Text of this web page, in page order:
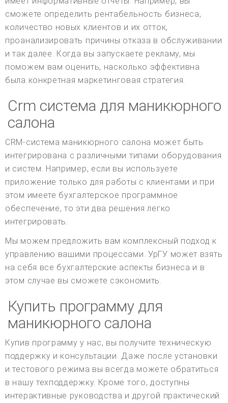
сможете определить рентабельность бизнеса,
количество новых клиентов и их отток,
проанализировать причины отказа в обслуживании
и так далее. Когда вы запускаете рекламу, мы
поможем вам оценить, насколько эффективна
была конкретная маркетинговая стратегия.
Crm система для маникюрного
салона
CRM-система маникюрного салона может быть
интегрирована с различными типами оборудования
и систем. Например, если вы используете
приложение только для работы с клиентами и при
этом имеете бухгалтерское программное
обеспечение, то эти два решения легко
интегрировать.
Мы можем предложить вам комплексный подход к
управлению вашими процессами. УрГУ может взять
на себя все бухгалтерские аспекты бизнеса и в
этом случае вы сможете сэкономить.
Купить программу для
маникюрного салона
Купив программу у нас, вы получите техническую
поддержку и консультации. Даже после установки
и тестового режима вы всегда можете обратиться
в нашу техподдержку. Кроме того, доступны
интерактивные руководства и другой практический